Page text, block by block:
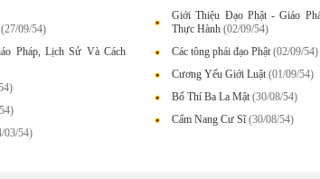
(27/09/54)
Pháp, Lịch Sử Và Cách
03/54)
Giới Thiệu Đạo Phật - Giáo
Thực Hành (02/09/54)
Các tông phái đạo Phật (02/09/54)
Cương Yếu Giới Luật (01/09/54)
Bố Thí Ba La Mật (30/08/54)
Cẩm Nang Cư Sĩ (30/08/54)